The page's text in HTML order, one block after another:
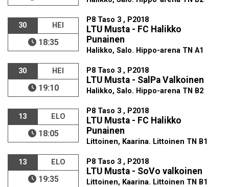
30 HEI
18:35
P8 Taso 3 , P2018
LTU Musta - FC Halikko
Punainen
Halikko, Salo. Hippo-arena TN A1
30 HEI
19:10
P8 Taso 3 , P2018
LTU Musta - SalPa Valkoinen
Halikko, Salo. Hippo-arena TN B2
13 ELO
18:05
P8 Taso 3 , P2018
LTU Musta - FC Halikko
Punainen
Littoinen, Kaarina. Littoinen TN B1
13 ELO
19:35
P8 Taso 3 , P2018
LTU Musta - SoVo valkoinen
Littoinen, Kaarina. Littoinen TN B1